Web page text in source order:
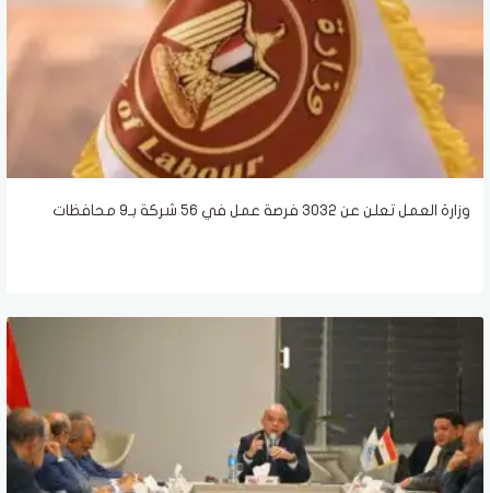
وزارة العمل تعلن عن 3032 فرصة عمل في 56 شركة بـ9 محافظات